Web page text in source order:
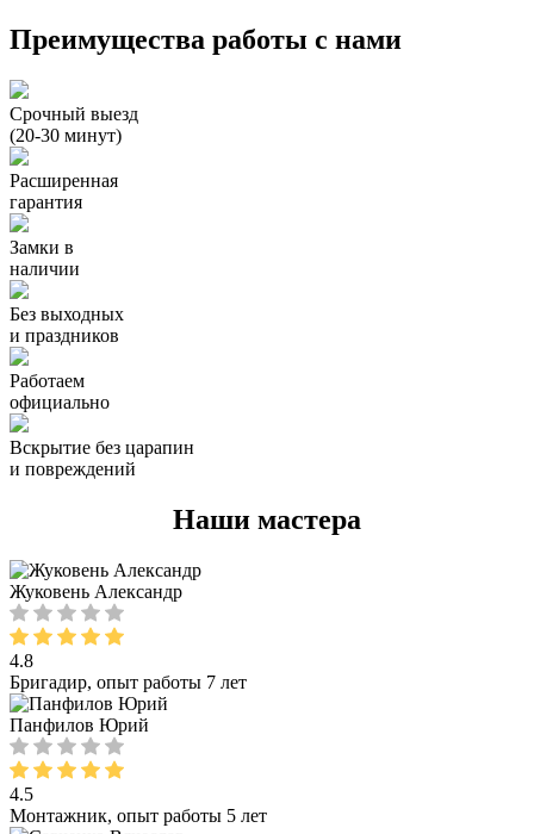
Преимущества работы с нами
Срочный выезд
(20-30 минут)
Расширенная
гарантия
Замки в
наличии
Без выходных
и праздников
Работаем
официально
Вскрытие без царапин
и повреждений
Наши мастера
Жуковень Александр
4.8
Бригадир, опыт работы 7 лет
Панфилов Юрий
4.5
Монтажник, опыт работы 5 лет